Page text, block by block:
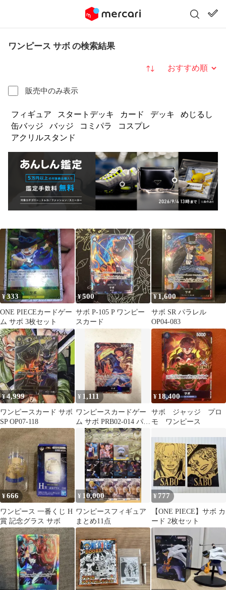
ワンピース サボ の検索結果
販売中のみ表示
並び替え
フィギュア スタートデッキ カード デッキ
めじるし
缶バッジ
バッジ コミパラ
コスプレ
アクリルスタンド
¥333
ONE PIECEカードゲー
ム サボ 3枚セット
¥500
サボ P-105 P ワンピー
スカード
¥1,600
サボ SR パラレル
OP04-083
¥4,999
ワンピースカード サボ
SP OP07-118
¥ 1,111
ワンピースカードゲー
ム サボ PRB02-014 パラ
レル
¥ 18,400
サボ ジャッジ プロ
モ ワンピース
¥666
ワンピース 一番くじ H
賞 記念グラス サボ
¥ 10,000
ワンピースフィギュア
まとめ11点
¥777
【ONE PIECE】サボ カ
ード 2枚セット